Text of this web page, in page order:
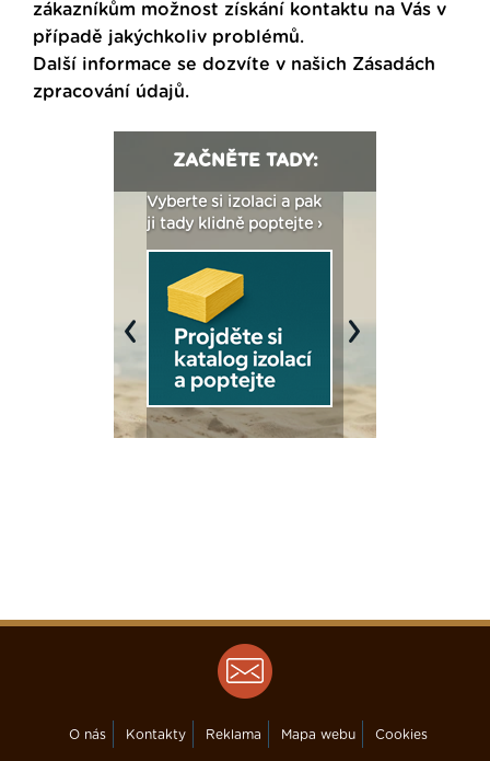
zákazníkům možnost získání kontaktu na Vás v
případě jakýchkoliv problémů.
Další informace se dozvíte v našich Zásadách
zpracování údajů.
ZAČNĚTE TADY:
Vyberte si izolaci a pak
ji tady klidně poptejte ›
Previous Next
O nás Kontakty Reklama Mapa webu Cookies